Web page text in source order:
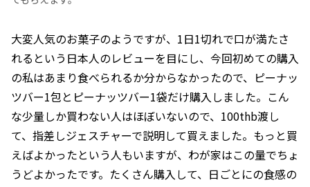
大変人気のお菓子のようですが、1日1切れで口が満たさ
れるという日本人のレビューを目にし、今回初めての購入
の私はあまり食べられるか分からなかったので、ピーナッ
ツバー1包とピーナッツバー1袋だけ購入しました。こん
な少量しか買わない人はほぼいないので、100thb渡し
て、指差しジェスチャーで説明して買えました。もっと買
えばよかったという人もいますが、わが家はこの量でちょ
うどよかったです。たくさん購入して、日ごとにの食感の